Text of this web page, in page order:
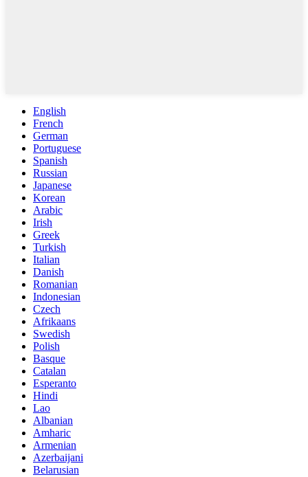
English
French
German
Portuguese
Spanish
Russian
Japanese
Korean
Arabic
Irish
Greek
Turkish
Italian
Danish
Romanian
Indonesian
Czech
Afrikaans
Swedish
Polish
Basque
Catalan
Esperanto
Hindi
Lao
Albanian
Amharic
Armenian
Azerbaijani
Belarusian